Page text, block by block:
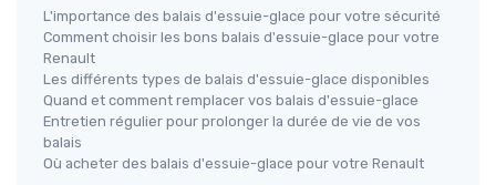
L'importance des balais d'essuie-glace pour votre sécurité
Comment choisir les bons balais d'essuie-glace pour votre
Renault
Les différents types de balais d'essuie-glace disponibles
Quand et comment remplacer vos balais d'essuie-glace
Entretien régulier pour prolonger la durée de vie de vos
balais
Où acheter des balais d'essuie-glace pour votre Renault